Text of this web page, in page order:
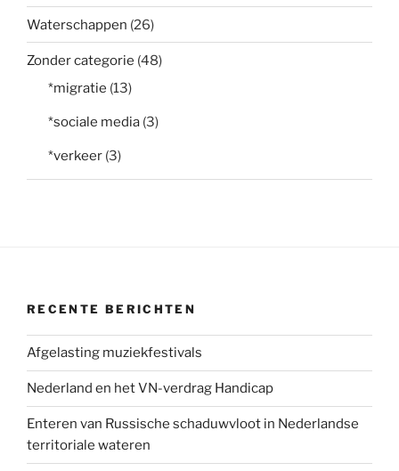
Waterschappen (26)
Zonder categorie (48)
*migratie (13)
*sociale media (3)
*verkeer (3)
RECENTE BERICHTEN
Afgelasting muziekfestivals
Nederland en het VN-verdrag Handicap
Enteren van Russische schaduwvloot in Nederlandse
territoriale wateren